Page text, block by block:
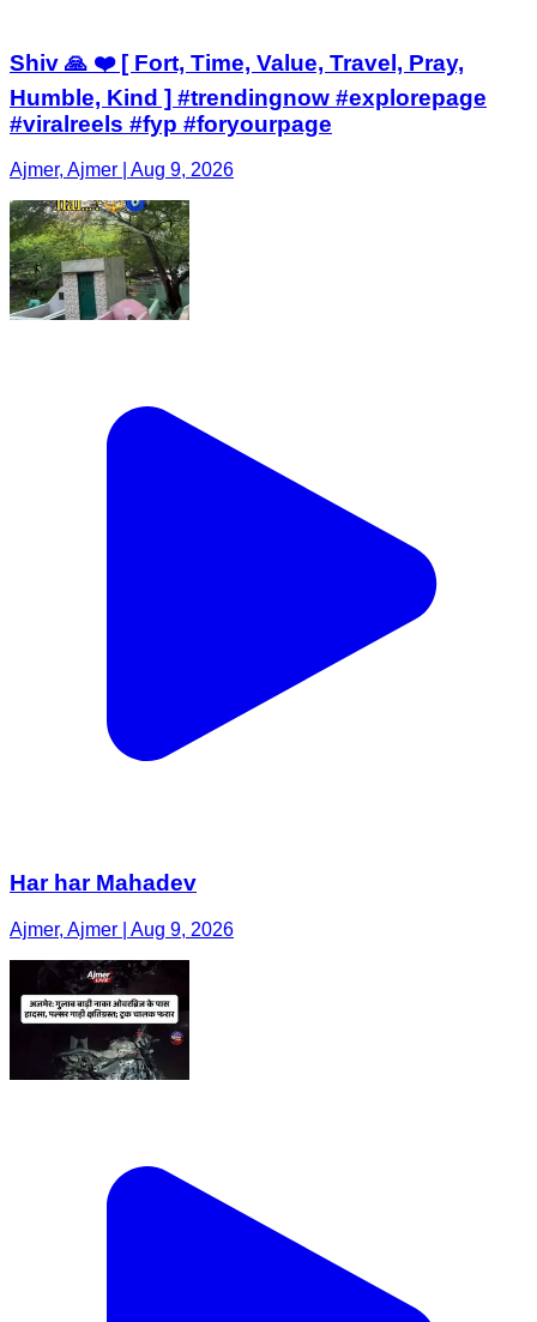
Shiv 🙏 ❤️ [ Fort, Time, Value, Travel, Pray,
Humble, Kind ] #trendingnow #explorepage
#viralreels #fyp #foryourpage
Ajmer, Ajmer | Aug 9, 2026
Har har Mahadev
Ajmer, Ajmer | Aug 9, 2026